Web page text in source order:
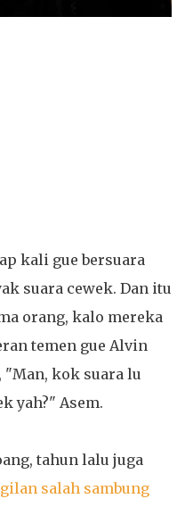
kali gue bersuara
suara cewek. Dan itu
orang, kalo mereka
temen gue Alvin
kok suara lu
yah?" Asem.
tahun lalu juga
salah sambung